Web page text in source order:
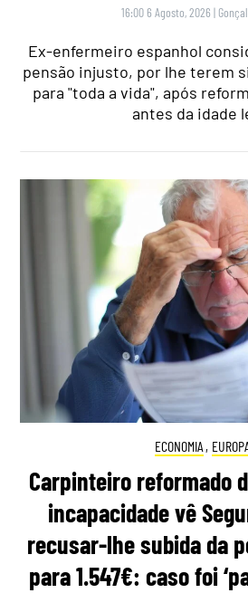
16:00 6 Agosto, 2026 |
Ex-enfermeiro espanhol
pensão injusto, por lhe terem
para "toda a vida", após
antes da idade
ECONOMIA ,
Carpinteiro reformado
incapacidade vê
recusar-lhe subida da
para 1.547€: caso foi